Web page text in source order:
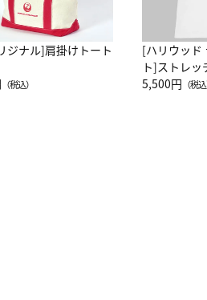
ジナル]肩掛けトート
（税込）
[ハリウッド
ト]ストレッ
ーネック別
5,500円 （税込